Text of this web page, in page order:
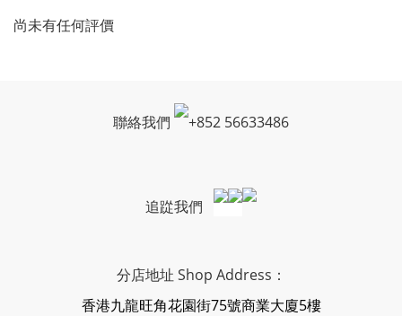
尚未有任何評價
聯絡我們 +852 56633486
追踨我們
分店地址 Shop Address：
香港九龍旺角花園街75號商業大廈5樓